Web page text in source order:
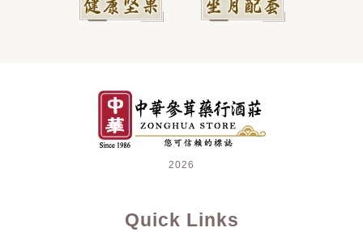
2026
Quick Links